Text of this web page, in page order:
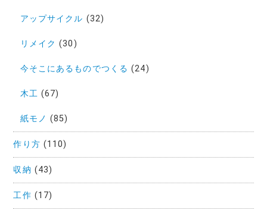
アップサイクル (32)
リメイク (30)
今そこにあるものでつくる (24)
木工 (67)
紙モノ (85)
作り方 (110)
収納 (43)
工作 (17)